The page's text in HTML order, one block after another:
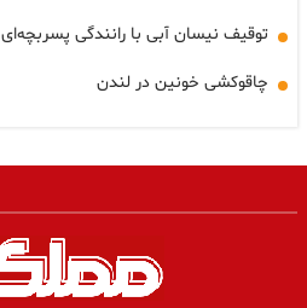
توقیف نیسان آبی با رانندگی پسربچه‌ای ۱۲ ساله در آزادراه قزوین زنجان
چاقوکشی خونین در لندن